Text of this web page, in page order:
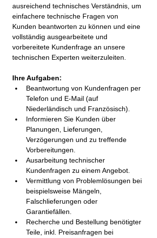
ausreichend technisches Verständnis, um
einfachere technische Fragen von
Kunden beantworten zu können und eine
vollständig ausgearbeitete und
vorbereitete Kundenfrage an unsere
technischen Experten weiterzuleiten.
Ihre Aufgaben:
Beantwortung von Kundenfragen per
Telefon und E-Mail (auf
Niederländisch und Französisch).
Informieren Sie Kunden über
Planungen, Lieferungen,
Verzögerungen und zu treffende
Vorbereitungen.
Ausarbeitung technischer
Kundenfragen zu einem Angebot.
Vermittlung von Problemlösungen bei
beispielsweise Mängeln,
Falschlieferungen oder
Garantiefällen.
Recherche und Bestellung benötigter
Teile, inkl. Preisanfragen bei